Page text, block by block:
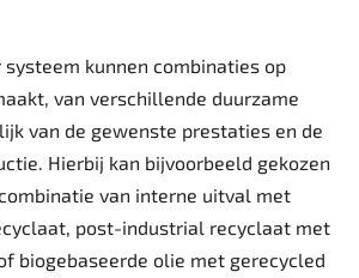
kunnen combinaties op
van verschillende duurzame
van de gewenste prestaties en de
Hierbij kan bijvoorbeeld gekozen
van interne uitval met
post-­industrial recyclaat met
biogebaseerde olie met gerecycled